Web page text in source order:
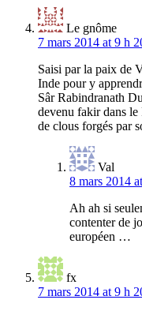
Le gnôme
7 mars 2014 at 9 h
Saisi par la paix de
Inde pour y
Sâr Rabindranath
devenu fakir dans le
de clous forgés par
Val
8 mars 2014
Ah ah si
contenter de
européen …
fx
7 mars 2014 at 9 h